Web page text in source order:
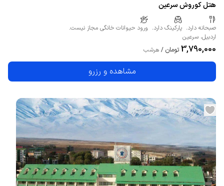
هتل کوروش سرعین
صبحانه دارد. پارکینگ دارد. ورود حیوانات خانگی مجاز نیست.
اردبیل، سرعین
3,790,000 تومان / هرشب
مشاهده و رزرو